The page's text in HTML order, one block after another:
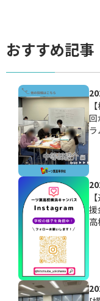
おすすめ記事
回
援